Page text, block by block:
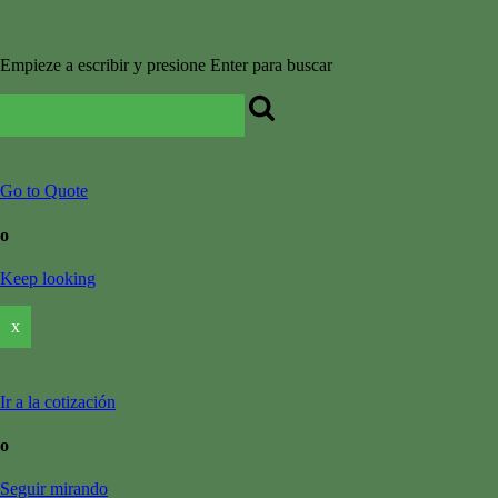
Empieze a escribir y presione Enter para buscar
Go to Quote
o
Keep looking
x
Ir a la cotización
o
Seguir mirando